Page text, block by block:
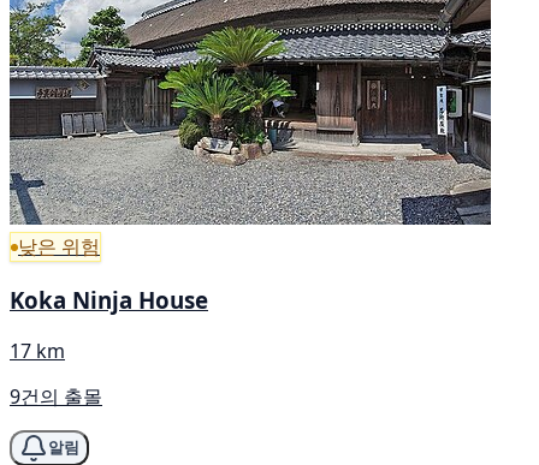
낮은 위험
Koka Ninja House
17 km
9건의 출몰
알림